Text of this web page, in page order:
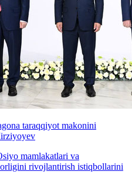
taraqqiyot makonini
mamlakatlari va
rivojlantirish istiqbollarini